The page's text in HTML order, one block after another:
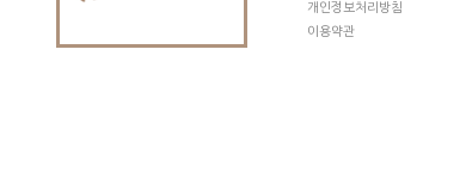
개인정보처리방침
이용약관